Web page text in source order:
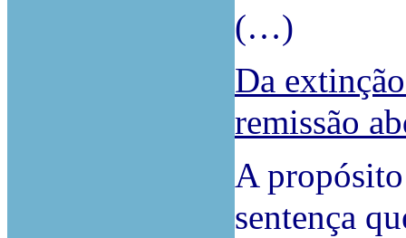
(…)
Da
remissão
A
sentença